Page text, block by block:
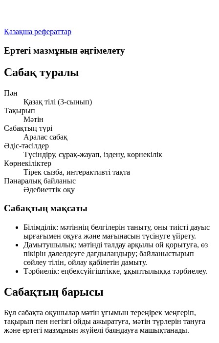
Қазақша рефераттар
Ертегі мазмұнын әңгімелету
Сабақ туралы
Пән
Қазақ тілі (3-сынып)
Тақырып
Мәтін
Сабақтың түрі
Аралас сабақ
Әдіс-тәсілдер
Түсіндіру, сұрақ-жауап, іздену, көрнекілік
Көрнекіліктер
Тірек сызба, интерактивті тақта
Пәнаралық байланыс
Әдебиеттік оқу
Сабақтың мақсаты
Білімділік: мәтіннің белгілерін таныту, оны тиісті дауыс
ырғағымен оқуға және мағынасын түсінуге үйрету.
Дамытушылық: мәтінді талдау арқылы ой қорытуға, өз
пікірін дәлелдеуге дағдыландыру; байланыстырып
сөйлеу тілін, ойлау қабілетін дамыту.
Тәрбиелік: еңбексүйгіштікке, ұқыптылыққа тәрбиелеу.
Сабақтың барысы
Бұл сабақта оқушылар мәтін ұғымын тереңірек меңгеріп,
тақырып пен негізгі ойды ажыратуға, мәтін түрлерін тануға
және ертегі мазмұнын жүйелі баяндауға машықтанады.